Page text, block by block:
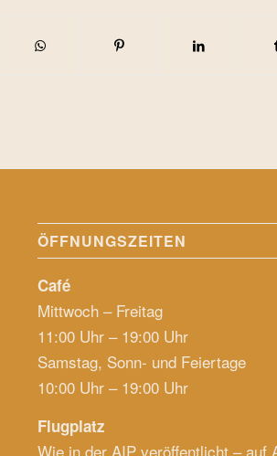
ÖFFNUNGSZEITEN
Café
Mittwoch – Freitag
11:00 Uhr – 19:00 Uhr
Samstag, Sonn- und Feiertage
10:00 Uhr – 19:00 Uhr
Flugplatz
Wie in der AIP veröffentlicht – auf